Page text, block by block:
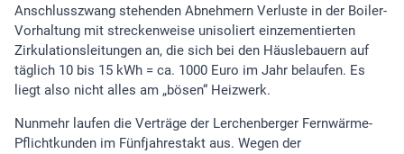
Anschlusszwang stehenden Abnehmern Verluste in der Boiler-
Vorhaltung mit streckenweise unisoliert einzementierten
Zirkulationsleitungen an, die sich bei den Häuslebauern auf
täglich 10 bis 15 kWh = ca. 1000 Euro im Jahr belaufen. Es
liegt also nicht alles am „bösen“ Heizwerk.
Nunmehr laufen die Verträge der Lerchenberger Fernwärme-
Pflichtkunden im Fünfjahrestakt aus. Wegen der